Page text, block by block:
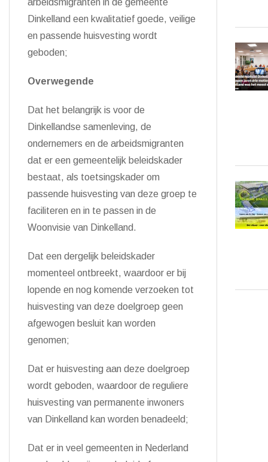
arbeidsmigranten in de gemeente
Dinkelland een kwalitatief goede, veilige
en passende huisvesting wordt
geboden;
Overwegende
Dat het belangrijk is voor de
Dinkellandse samenleving, de
ondernemers en de arbeidsmigranten
dat er een gemeentelijk beleidskader
bestaat, als toetsingskader om
passende huisvesting van deze groep te
faciliteren en in te passen in de
Woonvisie van Dinkelland.
Dat een dergelijk beleidskader
momenteel ontbreekt, waardoor er bij
lopende en nog komende verzoeken tot
huisvesting van deze doelgroep geen
afgewogen besluit kan worden
genomen;
Dat er huisvesting aan deze doelgroep
wordt geboden, waardoor de reguliere
huisvesting van permanente inwoners
van Dinkelland kan worden benadeeld;
Dat er in veel gemeenten in Nederland